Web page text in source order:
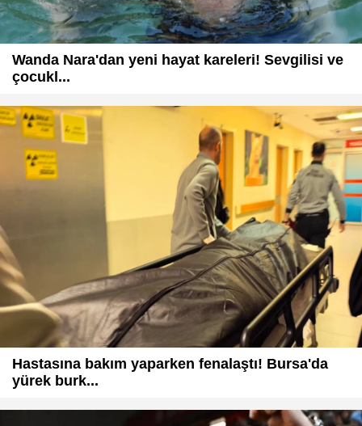
Wanda Nara'dan yeni hayat kareleri! Sevgilisi ve
çocukl...
Hastasına bakım yaparken fenalaştı! Bursa'da
yürek burk...